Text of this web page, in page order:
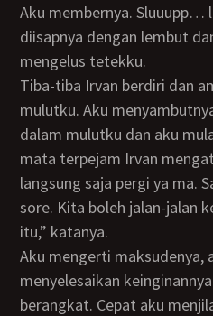
Aku membernya. Sluuupp…
diisapnya dengan lembut
mengelus tetekku.
Tiba-tiba Irvan berdiri dan amengarahkan penisnya ke
mulutku. Aku
dalam mulutku dan aku
mata terpejam Irvan
langsung saja pergi ya ma.
sore. Kita boleh jalan-jalan
itu,” katanya.
Aku mengerti maksudenya, agar aku cepat
menyelesaikan
berangkat. Cepat aku